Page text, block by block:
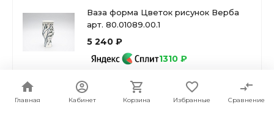
Главная Кабинет Корзина Избранные Сравнение
Ваза форма Цветок рисунок Верба
арт. 80.01089.00.1
5 240 ₽
1310 ₽
Чашка с блюдцем 250 мл форма